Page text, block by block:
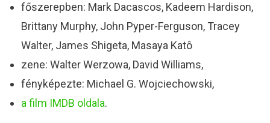
főszerepben: Mark Dacascos, Kadeem Hardison,
Brittany Murphy, John Pyper-Ferguson, Tracey
Walter, James Shigeta, Masaya Katô
zene: Walter Werzowa, David Williams,
fényképezte: Michael G. Wojciechowski,
a film IMDB oldala.